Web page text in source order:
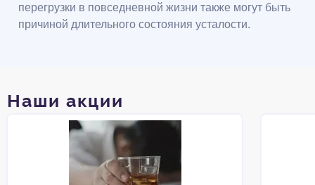
перегрузки в повседневной жизни также могут быть
причиной длительного состояния усталости.
Наши акции